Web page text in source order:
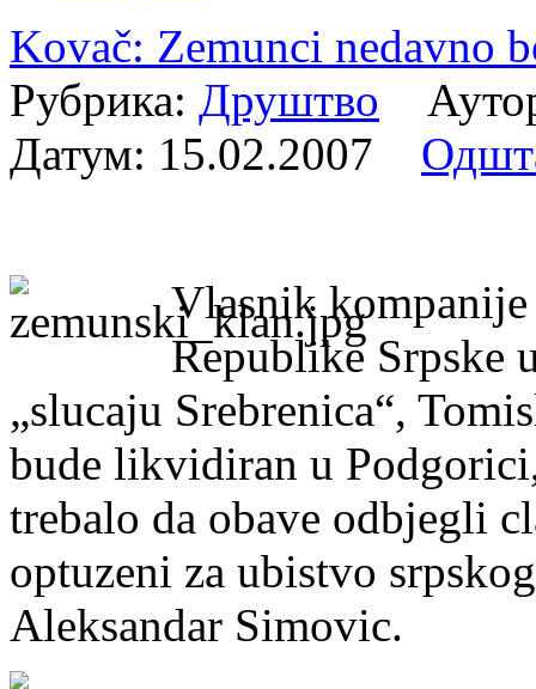
Kovač: Zemunci nedavno
Рубрика: Друштво
Датум: 15.02.2007
Vlasnik
Republike Srpske
„slucaju Srebrenica“,
bude likvidiran u
trebalo da obave odbjegli
optuzeni za ubistvo
Aleksandar Simovic.